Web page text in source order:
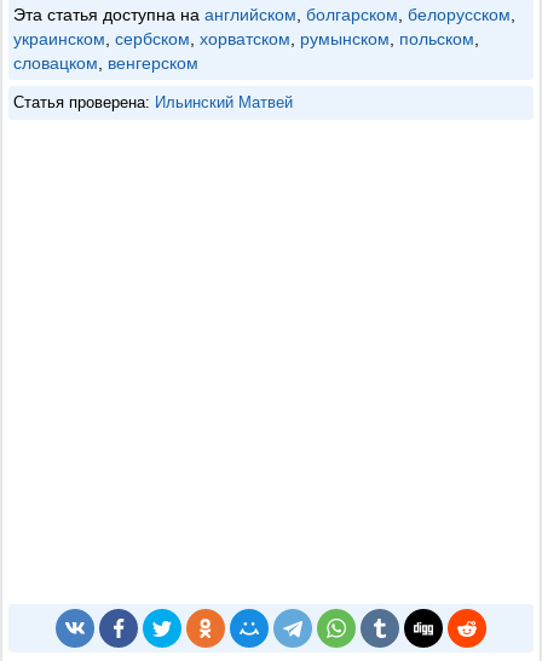
Эта статья доступна на английском болгарском белорусском
украинском сербском хорватском румынском польском
словацком
венгерском
Статья проверена: Ильинский Матвей